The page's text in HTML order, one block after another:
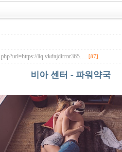
liq.vkdnjdirrnr365.… [87]
비아 센터 - 파워약국